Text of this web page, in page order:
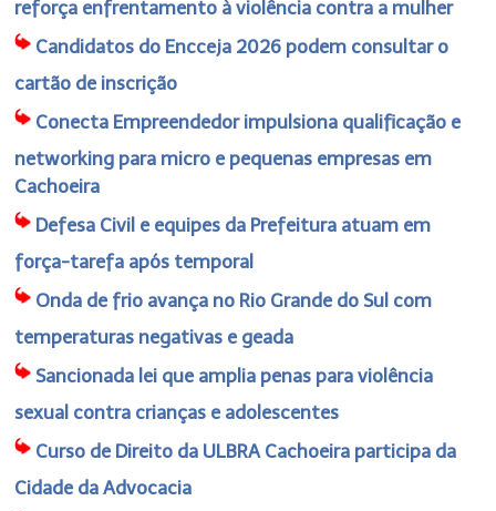
reforça enfrentamento à violência contra a mulher
Candidatos do Encceja 2026 podem consultar o
cartão de inscrição
Conecta Empreendedor impulsiona qualificação e
networking para micro e pequenas empresas em
Cachoeira
Defesa Civil e equipes da Prefeitura atuam em
força-tarefa após temporal
Onda de frio avança no Rio Grande do Sul com
temperaturas negativas e geada
Sancionada lei que amplia penas para violência
sexual contra crianças e adolescentes
Curso de Direito da ULBRA Cachoeira participa da
Cidade da Advocacia